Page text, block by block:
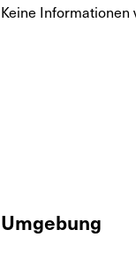
Keine Informationen
Umgebung